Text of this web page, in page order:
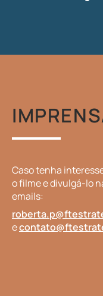
Caso tenha
o filme e divulgá-lo
emails:
e